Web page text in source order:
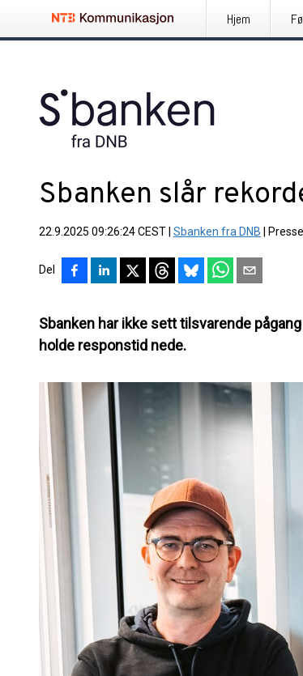
Hjem
Sbanken slår
22.9.2025 09:26:24 CEST Sbanken fra DNB
Del
Sbanken har ikke sett tilsvarende
holde responstid nede.